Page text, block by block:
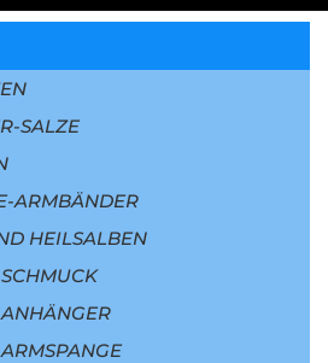
SALZE
ARMBÄNDER
HEILSALBEN